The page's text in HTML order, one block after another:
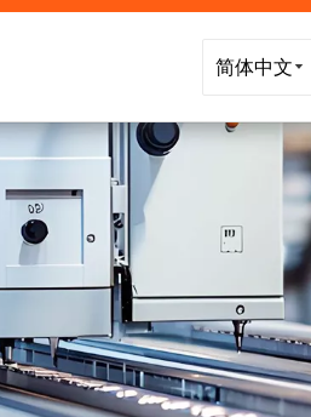
持 联系我们
简体中文